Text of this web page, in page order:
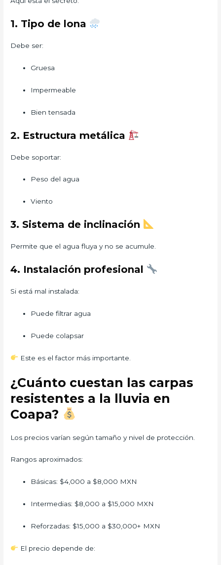
1. Tipo de lona
Debe ser:
Gruesa
Impermeable
Bien tensada
2. Estructura metálica
Debe soportar:
Peso del agua
Viento
3. Sistema de inclinación
Permite que el agua fluya y no se acumule.
4. Instalación profesional
Si está mal instalada:
Puede filtrar agua
Puede colapsar
Este es el factor más importante.
¿Cuánto cuestan las carpas
resistentes a la lluvia en
Coapa?
Los precios varían según tamaño y nivel de protección.
Rangos aproximados:
Básicas: $4,000 a $8,000 MXN
Intermedias: $8,000 a $15,000 MXN
Reforzadas: $15,000 a $30,000+ MXN
El precio depende de: